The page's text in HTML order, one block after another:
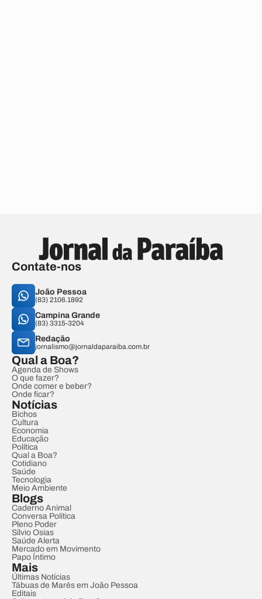
Contate-nos
João Pessoa
(83) 2106.1892
Campina Grande
(83) 3315-3204
Redação
jornalismo@jornaldaparaiba.com.br
Qual a Boa?
Agenda de Shows
O que fazer?
Onde comer e beber?
Onde ficar?
Notícias
Bichos
Cultura
Economia
Educação
Política
Qual a Boa?
Cotidiano
Saúde
Tecnologia
Meio Ambiente
Blogs
Caderno Animal
Conversa Política
Pleno Poder
Sílvio Osias
Saúde Alerta
Mercado em Movimento
Papo Íntimo
Mais
Últimas Notícias
Tábuas de Marés em João Pessoa
Editais